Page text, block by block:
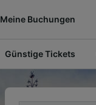
Meine Buchungen
Günstige Tickets